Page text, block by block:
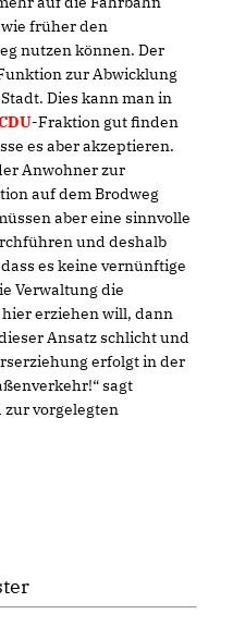
früher den
nutzen können. Der
zur Abwicklung
Dies kann man in
-Fraktion gut finden
es aber akzeptieren.
Anwohner zur
auf dem Brodweg
aber eine sinnvolle
und deshalb
es keine vernünftige
Verwaltung die
erziehen will, dann
Ansatz schlicht und
erfolgt in der
sagt
vorgelegten